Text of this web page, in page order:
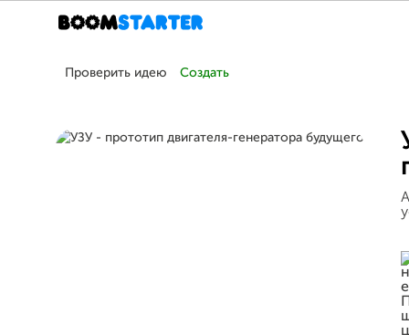
Проверить идею Создать